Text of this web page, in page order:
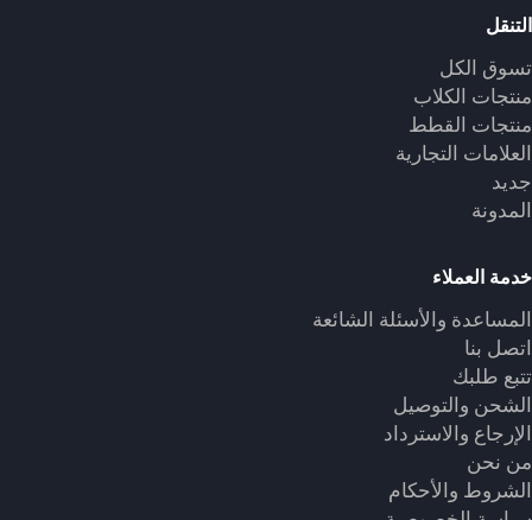
التنقل
تسوق الكل
منتجات الكلاب
منتجات القطط
العلامات التجارية
جديد
المدونة
خدمة العملاء
المساعدة والأسئلة الشائعة
اتصل بنا
تتبع طلبك
الشحن والتوصيل
الإرجاع والاسترداد
من نحن
الشروط والأحكام